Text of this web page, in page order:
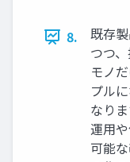
8.
既存
つつ
モノ
プル
なり
運用
可能